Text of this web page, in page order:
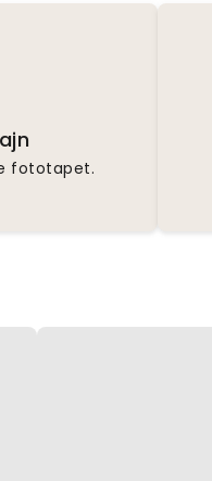
fototapet.